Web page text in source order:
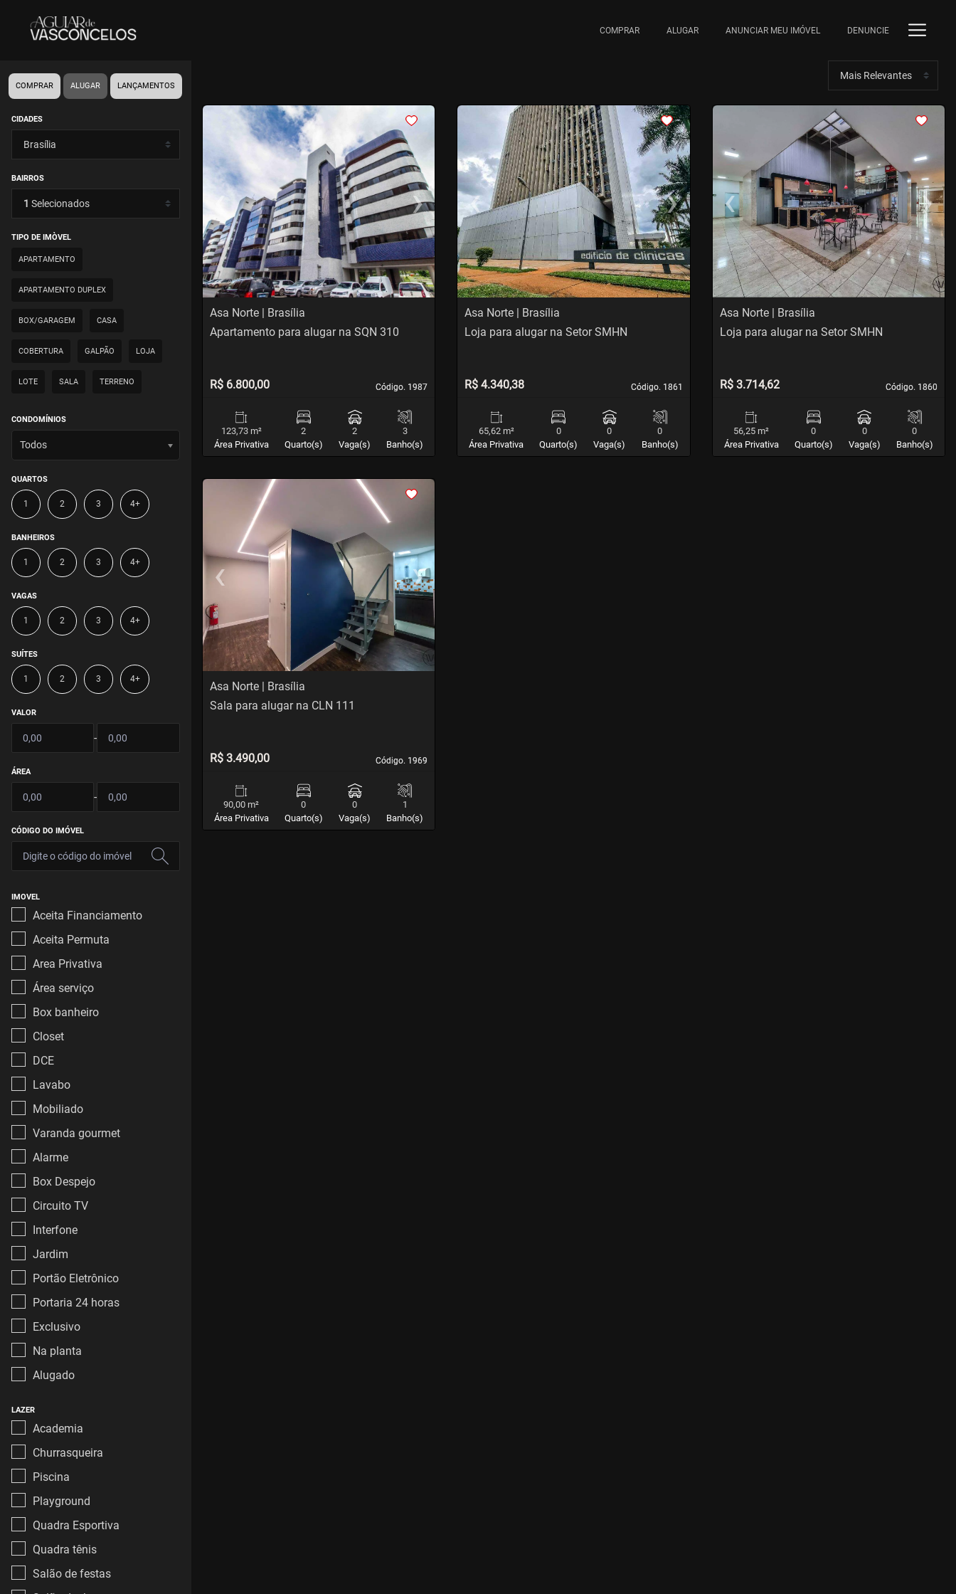
COMPRAR ALUGAR ANUNCIAR MEU IMÓVEL DENUNCIE
COMPRAR ALUGAR LANÇAMENTOS
CIDADES
BAIRROS
1 Selecionados
TIPO DE IMÒVEL
APARTAMENTO
APARTAMENTO DUPLEX
BOX/GARAGEM CASA
COBERTURA GALPÃO LOJA
LOTE SALA TERRENO
CONDOMÍNIOS
Todos
QUARTOS
1 2 3 4+
BANHEIROS
1 2 3 4+
VAGAS
1 2 3 4+
SUÍTES
1 2 3 4+
VALOR
-
ÁREA
-
CÓDIGO DO IMÓVEL
IMOVEL
Aceita Financiamento
Aceita Permuta
Area Privativa
Área serviço
Box banheiro
Closet
DCE
Lavabo
Mobiliado
Varanda gourmet
Alarme
Box Despejo
Circuito TV
Interfone
Jardim
Portão Eletrônico
Portaria 24 horas
Exclusivo
Na planta
Alugado
LAZER
Academia
Churrasqueira
Piscina
Playground
Quadra Esportiva
Quadra tênis
Salão de festas
<
‹Previous ›Next
Asa Norte | Brasília
Código. 1987
Código. 1987
Apartamento para alugar na SQN 310
R$ 6.800,00
123,73 m²
Área Privativa
2
Quarto(s)
2
Vaga(s)
3
Banho(s)
<
‹Previous ›Next
Asa Norte | Brasília
Código. 1861
Código. 1861
Loja para alugar na Setor SMHN
R$ 4.340,38
65,62 m²
Área Privativa
0
Quarto(s)
0
Vaga(s)
0
Banho(s)
<
‹Previous ›Next
Asa Norte | Brasília
Código. 1860
Código. 1860
Loja para alugar na Setor SMHN
R$ 3.714,62
56,25 m²
Área Privativa
0
Quarto(s)
0
Vaga(s)
0
Banho(s)
<
‹Previous ›Next
Asa Norte | Brasília
Código. 1969
Código. 1969
Sala para alugar na CLN 111
R$ 3.490,00
90,00 m²
Área Privativa
0
Quarto(s)
0
Vaga(s)
1
Banho(s)